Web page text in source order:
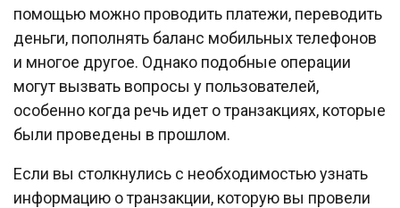
помощью можно проводить платежи, переводить
деньги, пополнять баланс мобильных телефонов
и многое другое. Однако подобные операции
могут вызвать вопросы у пользователей,
особенно когда речь идет о транзакциях, которые
были проведены в прошлом.
Если вы столкнулись с необходимостью узнать
информацию о транзакции, которую вы провели